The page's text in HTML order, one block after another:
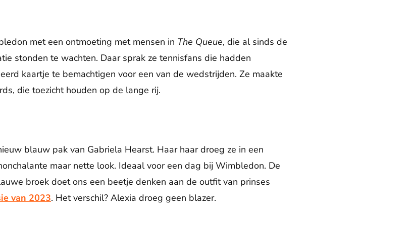
met een ontmoeting met mensen in The Queue, die al sinds de
stonden te wachten. Daar sprak ze tennisfans die hadden
kaartje te bemachtigen voor een van de wedstrijden. Ze maakte
die toezicht houden op de lange rij.
blauw pak van Gabriela Hearst. Haar haar droeg ze in een
maar nette look. Ideaal voor een dag bij Wimbledon. De
broek doet ons een beetje denken aan de outfit van prinses
van 2023. Het verschil? Alexia droeg geen blazer.